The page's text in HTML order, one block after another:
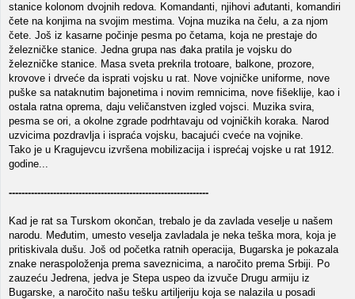
stanice kolonom dvojnih redova. Komandanti, njihovi ađutanti, komandiri
čete na konjima na svojim mestima. Vojna muzika na čelu, a za njom
čete. Još iz kasarne počinje pesma po četama, koja ne prestaje do
železničke stanice. Jedna grupa nas đaka pratila je vojsku do
železničke stanice. Masa sveta prekrila trotoare, balkone, prozore,
krovove i drveće da isprati vojsku u rat. Nove vojničke uniforme, nove
puške sa nataknutim bajonetima i novim remnicima, nove fišeklije, kao i
ostala ratna oprema, daju veličanstven izgled vojsci. Muzika svira,
pesma se ori, a okolne zgrade podrhtavaju od vojničkih koraka. Narod
uzvicima pozdravlja i ispraća vojsku, bacajući cveće na vojnike.
Tako je u Kragujevcu izvršena mobilizacija i isprećaj vojske u rat 1912.
godine...
---------------------------------------------------------------
Kad je rat sa Turskom okončan, trebalo je da zavlada veselje u našem
narodu. Međutim, umesto veselja zavladala je neka teška mora, koja je
pritiskivala dušu. Još od početka ratnih operacija, Bugarska je pokazala
znake neraspoloženja prema saveznicima, a naročito prema Srbiji. Po
zauzeću Jedrena, jedva je Stepa uspeo da izvuče Drugu armiju iz
Bugarske, a naročito našu tešku artiljeriju koja se nalazila u posadi